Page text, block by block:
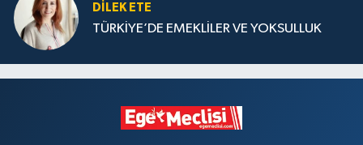
DILEK ETE
TÜRKİYE’DE EMEKLİLER VE YOKSULLUK